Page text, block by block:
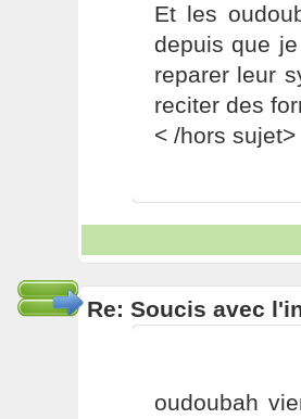
Et les
depuis que
reparer leur
reciter des
< /hors sujet>
Re: Soucis avec
oudoubah